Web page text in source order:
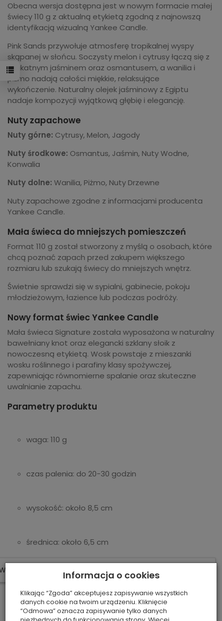
Obecna wersja dostępna jest w nowym formacie małej
świecy 110 g z aktualną etykietą zgodną z najnowszą
identyfikacją wizualną Yankee Candle.
Pink Sands przywołuje atmosferę tropikalnej wyspy
skąpanej w słońcu. Soczysty melon i cytrusy łączą się z
delikatnym jaśminem oraz osmantusem, a wanilia i
piżmo nadają całości miękkie, relaksujące
wykończenie. Naturalny olejek jaśminowy z Egiptu
nadaje kompozycji wyjątkową głębię i elegancję.
Nuty zapachowe
Nuty górne: Cytrusy, Melon, Jagody
Nuty środkowe: Osmantus, Jaśmin, Nuty Wodne,
Konwalia
Nuty dolne: Wanilia, Piżmo, Nuty Drzewne
Nuty zapachowe zgodne z informacjami producenta
Yankee Candle.
Mała świeca do mniejszych pomieszczeń
Format 110 g został stworzony z myślą o osobach, które
chcą poznać zapach przed zakupem większego
rozmiaru lub szukają świecy do mniejszych wnętrz.
Świetnie sprawdzi się w sypialni, gabinecie, pokoju
młodzieżowym, łazience lub podczas podróży.
Nowy format świec Yankee Candle
Mała świeca Signature została wyposażona w naturalny
bawełniany knot oraz elegancki szklany słoik z
nowoczesną etykietą. Wosk powstaje z mieszanki
wosku roślinnego i parafiny klasy spożywczej,
zapewniając równomierne spalanie oraz skuteczne
uwalnianie zapachu.
Parametry produktu
waga: 110 g
czas palenia: do 20-30 godzin
wysokość: około 8,5 cm
średnica: około 6,5 cm
1 knot z naturalnych włókien
kolekcja Signature
W ostatnich 7 dniach produktem interesują się
Informacja o cookies
Klikając “Zgoda” akceptujesz zapisywanie wszystkich
danych cookie na twoim urządzeniu. Kliknięcie
“Odmowa” oznacza zapisywanie tylko danych